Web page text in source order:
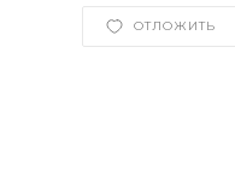
ОТЛОЖИТЬ